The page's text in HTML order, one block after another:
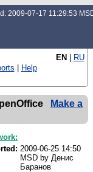
2009-07-17 11:29:53
EN | RU
| Help
Make a
2009-06-25 14:50
MSD by Денис
Баранов